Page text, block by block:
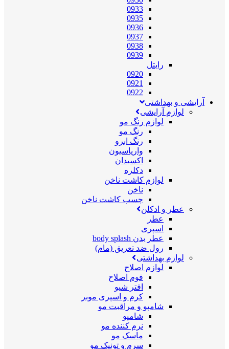
0933
0935
0936
0937
0938
0939
رایتل
0920
0921
0922
آرایشی و بهداشتی
لوازم آرایشی
لوازم رنگ مو
رنگ مو
رنگ ابرو
واریاسیون
اکسیدان
دکلره
لوازم کاشت ناخن
ناخن
چسب کاشت ناخن
عطر و ادکلن
عطر
اسپری
عطر بدن body splash
رول ضد تعریق (مام)
لوازم بهداشتی
لوازم اصلاح
فوم اصلاح
افتر شیو
کرم و اسپری موبر
شامپو و مراقبت مو
شامپو
نرم کننده مو
ماسک مو
سرم و تونیک مو